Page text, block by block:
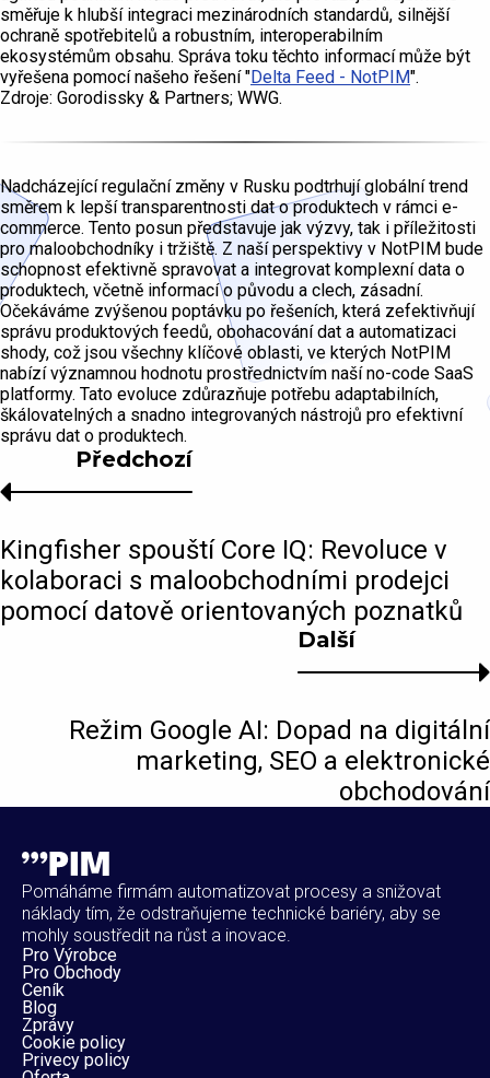
směřuje k hlubší integraci mezinárodních standardů, silnější
ochraně spotřebitelů a robustním, interoperabilním
ekosystémům obsahu. Správa toku těchto informací může být
vyřešena pomocí našeho řešení "Delta Feed - NotPIM".
Zdroje: Gorodissky & Partners; WWG.
Nadcházející regulační změny v Rusku podtrhují globální trend
směrem k lepší transparentnosti dat o produktech v rámci e-
commerce. Tento posun představuje jak výzvy, tak i příležitosti
pro maloobchodníky i tržiště. Z naší perspektivy v NotPIM bude
schopnost efektivně spravovat a integrovat komplexní data o
produktech, včetně informací o původu a clech, zásadní.
Očekáváme zvýšenou poptávku po řešeních, která zefektivňují
správu produktových feedů, obohacování dat a automatizaci
shody, což jsou všechny klíčové oblasti, ve kterých NotPIM
nabízí významnou hodnotu prostřednictvím naší no-code SaaS
platformy. Tato evoluce zdůrazňuje potřebu adaptabilních,
škálovatelných a snadno integrovaných nástrojů pro efektivní
správu dat o produktech.
Další
Režim Google AI: Dopad na digitální
marketing, SEO a elektronické
obchodování
Předchozí
Kingfisher spouští Core IQ: Revoluce v
kolaboraci s maloobchodními prodejci
pomocí datově orientovaných poznatků
Pomáháme firmám automatizovat procesy a snižovat
náklady tím, že odstraňujeme technické bariéry, aby se
mohly soustředit na růst a inovace.
Pro Výrobce
Pro Obchody
Ceník
Blog
Zprávy
Cookie policy
Privecy policy